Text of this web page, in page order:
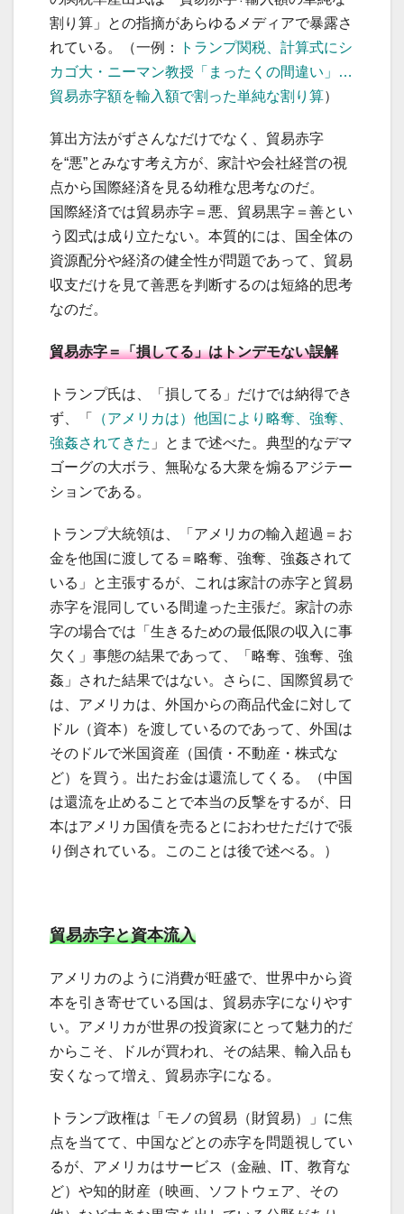
割り算」との指摘があらゆるメディアで暴露さ
れている。（一例：
トランプ関税、計算式にシ
カゴ大・ニーマン教授「まったくの間違い」…
貿易赤字額を輸入額で割った単純な割り算）
算出方法がずさんなだけでなく、貿易赤字
を“悪”とみなす考え方が、家計や会社経営の視
点から国際経済を見る幼稚な思考なのだ。
国際経済では貿易赤字＝悪、貿易黒字＝善とい
う図式は成り立たない。本質的には、国全体の
資源配分や経済の健全性が問題であって、貿易
収支だけを見て善悪を判断するのは短絡的思考
なのだ。
貿易赤字＝「損してる」はトンデモない誤解
トランプ氏は、「損してる」だけでは納得でき
ず、「
（アメリカは）他国により略奪、強奪、
強姦されてきた 」とまで述べた。典型的なデマ
ゴーグの大ボラ、無恥なる大衆を煽るアジテー
ションである。
トランプ大統領は、「アメリカの輸入超過＝お
金を他国に渡してる＝略奪、強奪、強姦されて
いる」と主張するが、これは家計の赤字と貿易
赤字を混同している間違った主張だ。家計の赤
字の場合では「生きるための最低限の収入に事
欠く」事態の結果であって、「略奪、強奪、強
姦」された結果ではない。さらに、国際貿易で
は、アメリカは、外国からの商品代金に対して
ドル（資本）を渡しているのであって、外国は
そのドルで米国資産（国債・不動産・株式な
ど）を買う。出たお金は還流してくる。（中国
は還流を止めることで本当の反撃をするが、日
本はアメリカ国債を売るとにおわせただけで張
り倒されている。このことは後で述べる。）
貿易赤字と資本流入
アメリカのように消費が旺盛で、世界中から資
本を引き寄せている国は、貿易赤字になりやす
い。アメリカが世界の投資家にとって魅力的だ
からこそ、ドルが買われ、その結果、輸入品も
安くなって増え、貿易赤字になる。
トランプ政権は「モノの貿易（財貿易）」に焦
点を当てて、中国などとの赤字を問題視してい
るが、アメリカはサービス（金融、IT、教育な
ど）や知的財産（映画、ソフトウェア、その